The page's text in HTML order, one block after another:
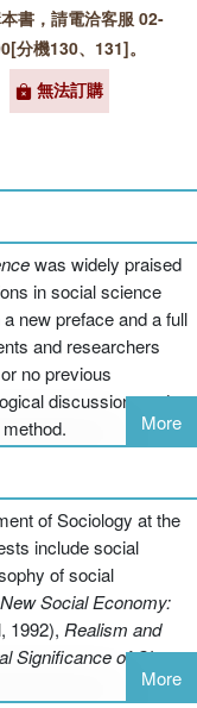
書，請電洽客服 02-
分機130、131]。
無法訂購
was widely praised
in social science
new preface and a full
and researchers
no previous
discussion, and
More
of Sociology at the
include social
of social
Social Economy:
1992), Realism and
Significance of Class
More